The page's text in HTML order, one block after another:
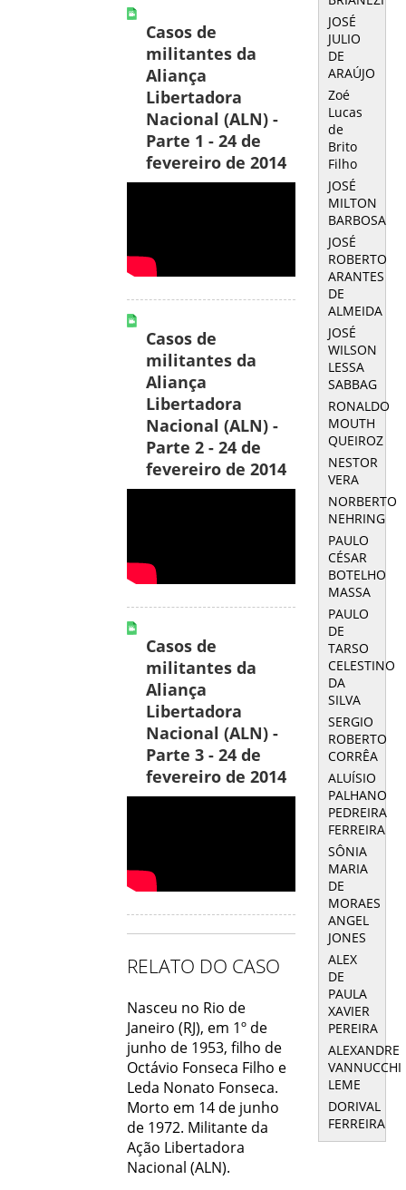
Casos de
militantes da
Aliança
Libertadora
Nacional (ALN) -
Parte 1 - 24 de
fevereiro de 2014
Casos de
militantes da
Aliança
Libertadora
Nacional (ALN) -
Parte 2 - 24 de
fevereiro de 2014
Casos de
militantes da
Aliança
Libertadora
Nacional (ALN) -
Parte 3 - 24 de
fevereiro de 2014
RELATO DO CASO
Nasceu no Rio de
Janeiro (RJ), em 1º de
junho de 1953, filho de
Octávio Fonseca Filho e
Leda Nonato Fonseca.
Morto em 14 de junho
de 1972. Militante da
Ação Libertadora
Nacional (ALN).
JOSÉ
JULIO
DE
ARAÚJO
Zoé
Lucas
de
Brito
Filho
JOSÉ
MILTON
BARBOSA
JOSÉ
ROBERTO
ARANTES
DE
ALMEIDA
JOSÉ
WILSON
LESSA
SABBAG
RONALDO
MOUTH
QUEIROZ
NESTOR
VERA
NORBERTO
NEHRING
PAULO
CÉSAR
BOTELHO
MASSA
PAULO
DE
TARSO
CELESTINO
DA
SILVA
SERGIO
ROBERTO
CORRÊA
ALUÍSIO
PALHANO
PEDREIRA
FERREIRA
SÔNIA
MARIA
DE
MORAES
ANGEL
JONES
ALEX
DE
PAULA
XAVIER
PEREIRA
ALEXANDRE
VANNUCCHI
LEME
DORIVAL
FERREIRA